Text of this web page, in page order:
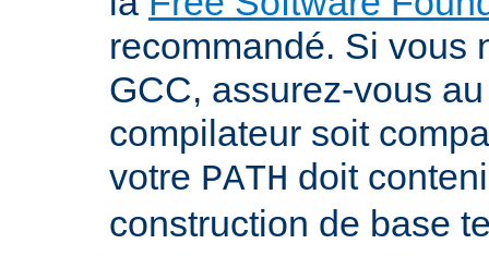
recommandé. Si vous
GCC, assurez-vous
compilateur soit
votre PATH doit
construction de base